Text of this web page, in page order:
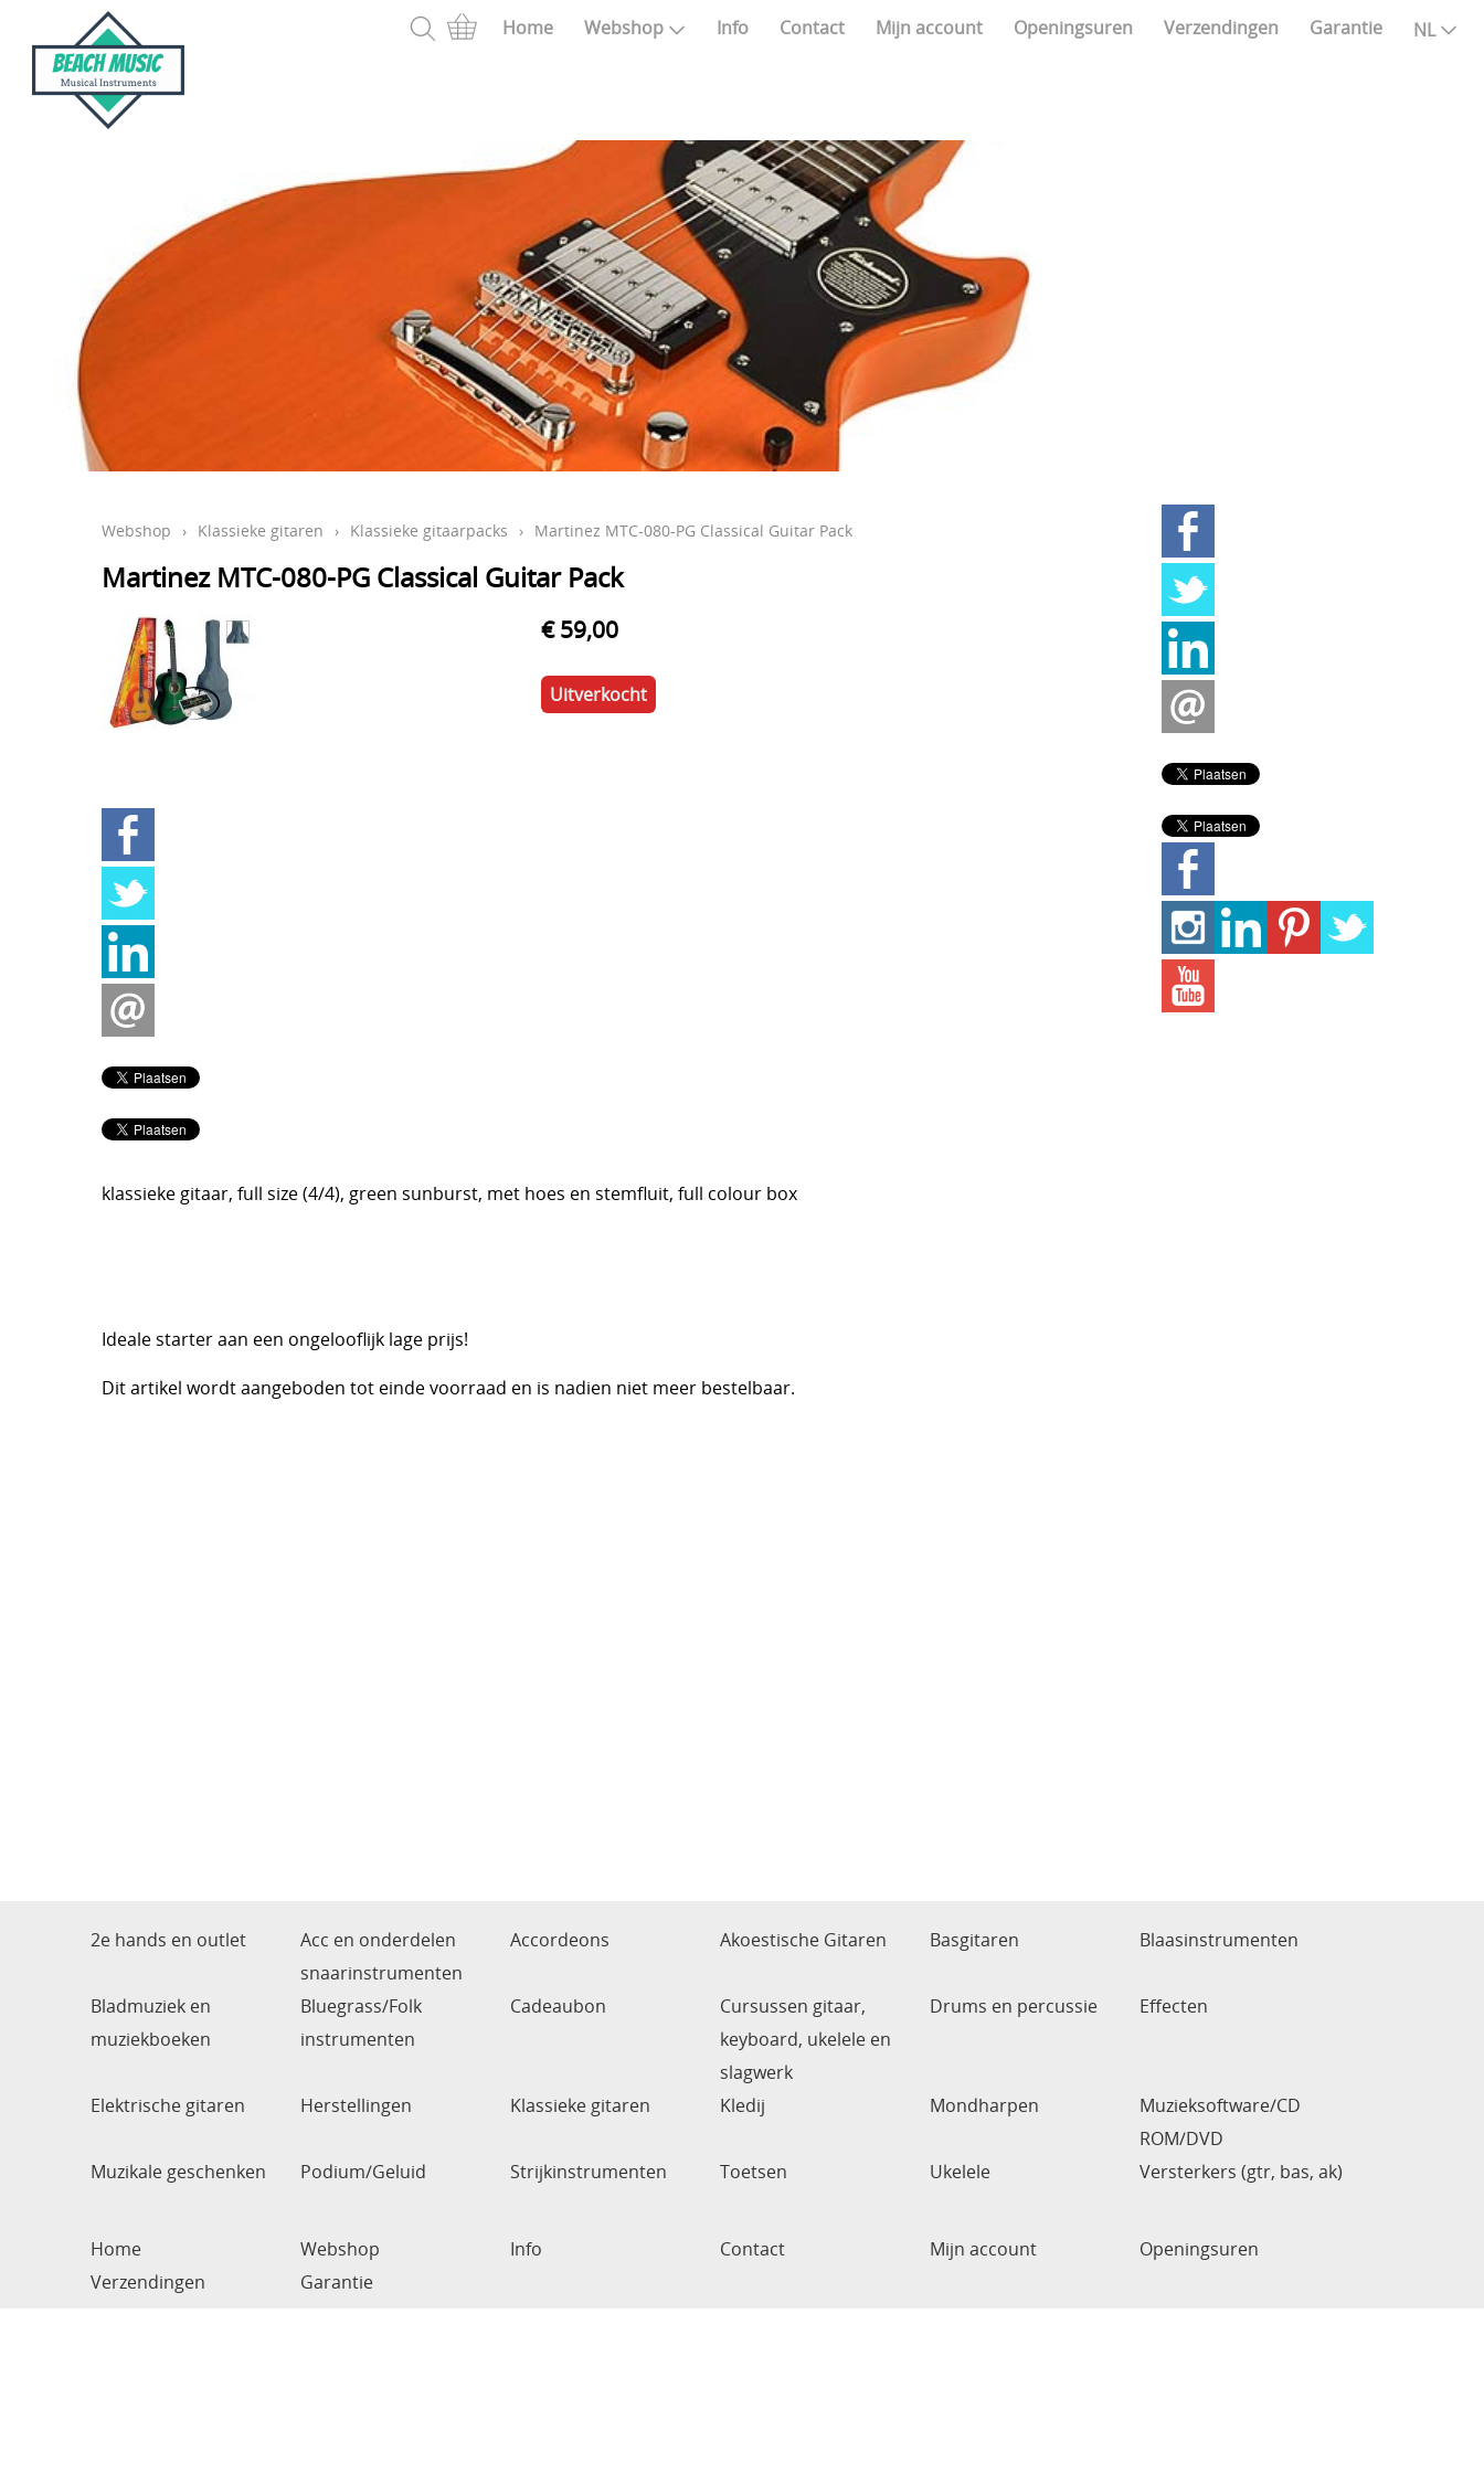
Home Webshop Info Contact Mijn account Openingsuren Verzendingen Garantie NL
Webshop › Klassieke gitaren › Klassieke gitaarpacks › Martinez MTC-080-PG Classical Guitar Pack
Martinez MTC-080-PG Classical Guitar Pack
€ 59,00
Uitverkocht
klassieke gitaar, full size (4/4), green sunburst, met hoes en stemfluit, full colour box
Ideale starter aan een ongelooflijk lage prijs!
Dit artikel wordt aangeboden tot einde voorraad en is nadien niet meer bestelbaar.
2e hands en outlet
Acc en onderdelen
snaarinstrumenten
Accordeons Akoestische Gitaren Basgitaren Blaasinstrumenten
Bladmuziek en
muziekboeken
Bluegrass/Folk
instrumenten
Cadeaubon
Cursussen gitaar,
keyboard, ukelele en
slagwerk
Drums en percussie Effecten
Elektrische gitaren Herstellingen Klassieke gitaren Kledij Mondharpen
Muzieksoftware/CD
ROM/DVD
Muzikale geschenken
Podium/Geluid Strijkinstrumenten Toetsen Ukelele Versterkers (gtr, bas, ak)
Home Webshop Info Contact Mijn account
Openingsuren
Verzendingen
Garantie